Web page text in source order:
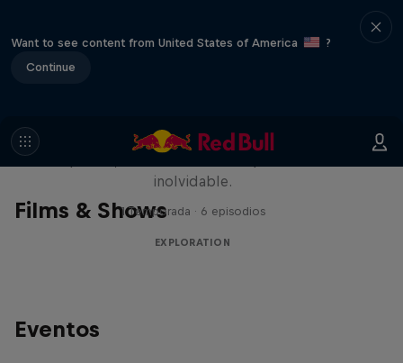
Want to see content from United States of America
?
Continue
Films & Shows
Rob Warner’s Wild Rides
inolvidable.
1 Temporada · 6 episodios
EXPLORATION
Eventos